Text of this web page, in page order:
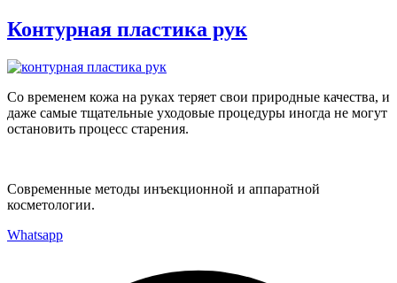
Контурная пластика рук
Со временем кожа на руках теряет свои природные качества, и
даже самые тщательные уходовые процедуры иногда не могут
остановить процесс старения.
Современные методы инъекционной и аппаратной
косметологии.
Whatsapp